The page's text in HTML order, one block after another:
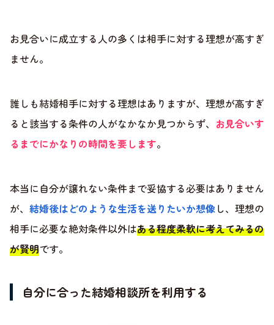
お見合いに成立する人の多くは相手に対する理想が高すぎ
ません。
誰しも結婚相手に対する理想はありますが、理想が高すぎ
ると該当する条件の人がなかなか見つからず、 お見合いす
るまでにかなりの時間を要します。
本当に自分が譲れない条件まで妥協する必要はありません
が、 結婚後はどのような生活を送りたいか想像し、理想の
相手に必要な絶対条件以外はある程度柔軟に考えてみるの
が賢明です。
自分に合った結婚相談所を利用する